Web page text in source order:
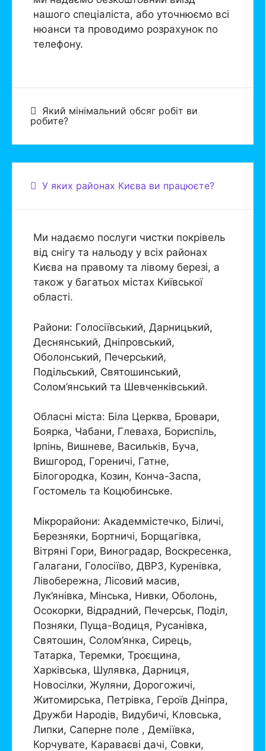
нашого спеціаліста, або уточнюємо всі
нюанси та проводимо розрахунок по
телефону.
Який мінімальний обсяг робіт ви
робите?
У яких районах Києва ви працюєте?
Ми надаємо послуги чистки покрівель
від снігу та нальоду у всіх районах
Києва на правому та лівому березі, а
також у багатьох містах Київської
області.
Райони: Голосіївський, Дарницький,
Деснянський, Дніпровський,
Оболонський, Печерський,
Подільський, Святошинський,
Солом’янський та Шевченківський.
Обласні міста: Біла Церква, Бровари,
Боярка, Чабани, Глеваха, Бориспіль,
Ірпінь, Вишневе, Васильків, Буча,
Вишгород, Гореничі, Гатне,
Білогородка, Козин, Конча-Заспа,
Гостомель та Коцюбинське.
Мікрорайони: Академмістечко, Біличі,
Березняки, Бортничі, Борщагівка,
Вітряні Гори, Виноградар, Воскресенка,
Галагани, Голосіїво, ДВРЗ, Куренівка,
Лівобережна, Лісовий масив,
Лук’янівка, Мінська, Нивки, Оболонь,
Осокорки, Відрадний, Печерськ, Поділ,
Позняки, Пуща-Водиця, Русанівка,
Святошин, Солом’янка, Сирець,
Татарка, Теремки, Троєщина,
Харківська, Шулявка, Дарниця,
Новосілки, Жуляни, Дорогожичі,
Житомирська, Петрівка, Героїв Дніпра,
Дружби Народів, Видубичі, Кловська,
Липки, Саперне поле , Деміївка,
Корчувате, Караваєві дачі, Совки,